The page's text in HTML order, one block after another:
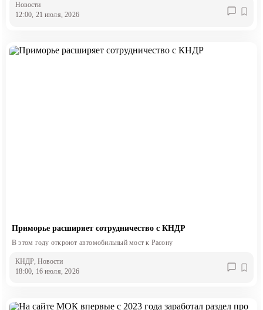
Новости
12:00, 21 июля, 2026
Приморье расширяет сотрудничество с КНДР
В этом году откроют автомобильный мост к Расону
КНДР , Новости
18:00, 16 июля, 2026